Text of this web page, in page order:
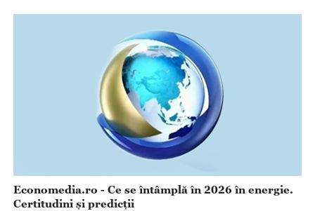
Economedia.ro - Ce se întâmplă în 2026 în energie.
Certitudini și predicții